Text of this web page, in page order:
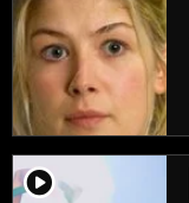
player2